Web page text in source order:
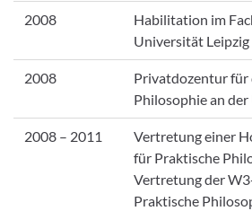
2008
Habilitation im
Universität Leipzig
2008
Privatdozentur für
Philosophie an
2008 – 2011
Vertretung einer
für Praktische
Vertretung der
Praktische